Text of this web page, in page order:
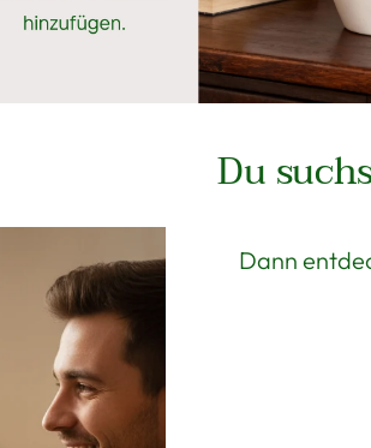
Du
Dann